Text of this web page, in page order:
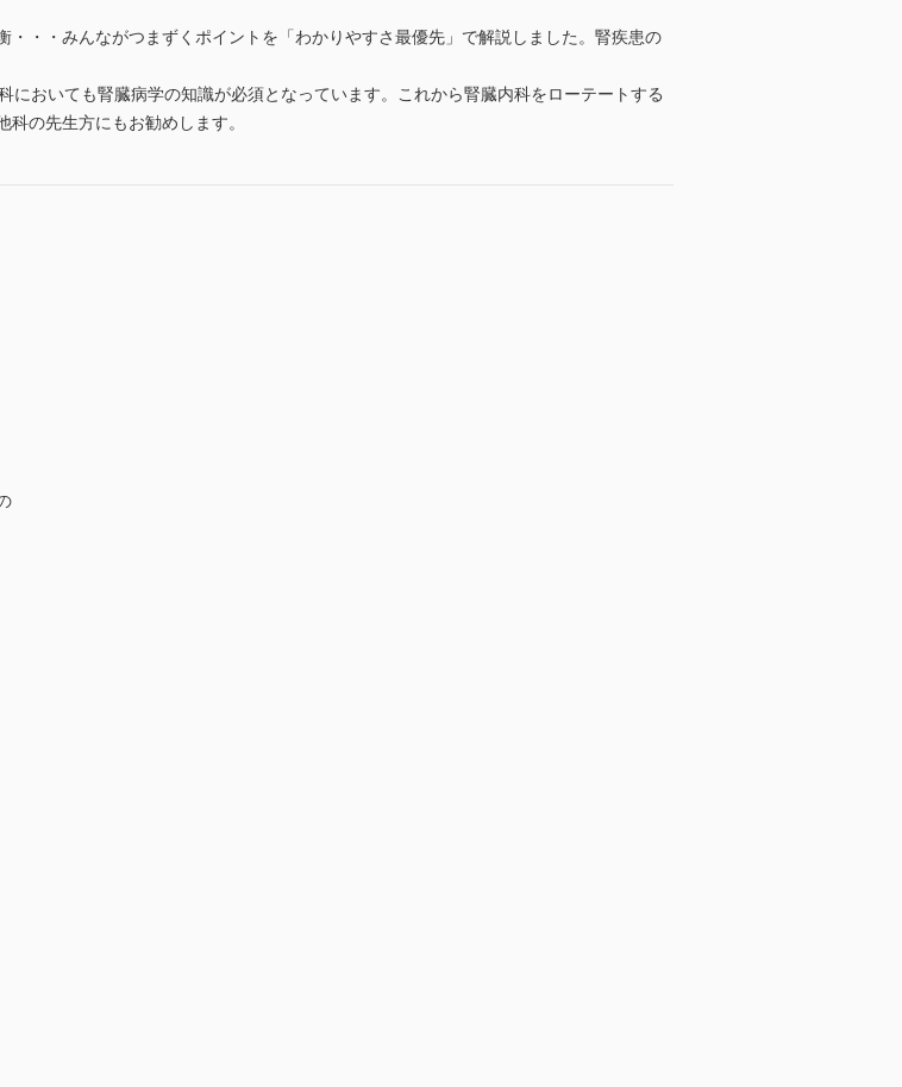
・・みんながつまずくポイントを「わかりやすさ最優先」で解説しました。腎疾患の
おいても腎臓病学の知識が必須となっています。これから腎臓内科をローテートする
の先生方にもお勧めします。